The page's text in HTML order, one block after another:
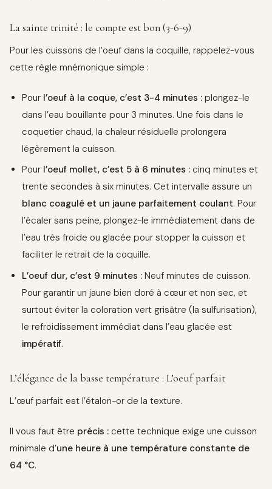
La sainte trinité : le compte est bon (3-6-9)
Pour les cuissons de l’oeuf dans la coquille, rappelez-vous
cette règle mnémonique simple :
Pour l’oeuf à la coque, c’est 3-4 minutes : plongez-le
dans l’eau bouillante pour 3 minutes. Une fois dans le
coquetier chaud, la chaleur résiduelle prolongera
légèrement la cuisson.
Pour l’oeuf mollet, c’est 5 à 6 minutes : cinq minutes et
trente secondes à six minutes. Cet intervalle assure un
blanc coagulé et un jaune parfaitement coulant. Pour
l’écaler sans peine, plongez-le immédiatement dans de
l’eau très froide ou glacée pour stopper la cuisson et
faciliter le retrait de la coquille.
L’oeuf dur, c’est 9 minutes : Neuf minutes de cuisson.
Pour garantir un jaune bien doré à cœur et non sec, et
surtout éviter la coloration vert grisâtre (la sulfurisation),
le refroidissement immédiat dans l’eau glacée est
impératif.
L’élégance de la basse température : L’oeuf parfait
L’œuf parfait est l’étalon-or de la texture.
Il vous faut être précis : cette technique exige une cuisson
minimale d’une heure à une température constante de
64 °C.